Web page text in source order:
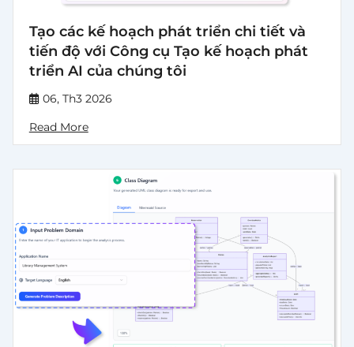
Tạo các kế hoạch phát triển chi tiết và
tiến độ với Công cụ Tạo kế hoạch phát
triển AI của chúng tôi
06, Th3 2026
Read More